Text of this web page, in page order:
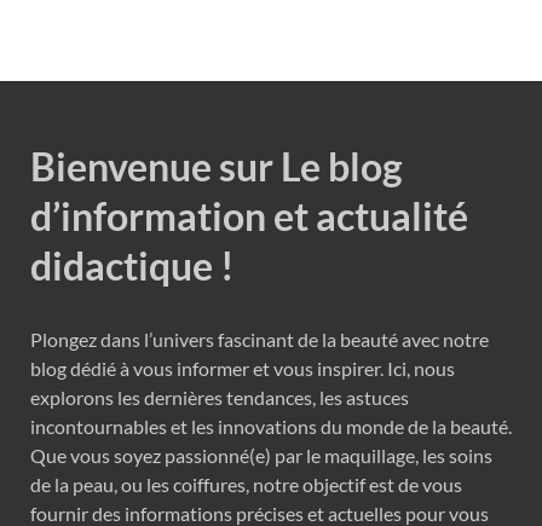
Bienvenue sur Le blog
d’information et actualité
didactique !
Plongez dans l’univers fascinant de la beauté avec notre
blog dédié à vous informer et vous inspirer. Ici, nous
explorons les dernières tendances, les astuces
incontournables et les innovations du monde de la beauté.
Que vous soyez passionné(e) par le maquillage, les soins
de la peau, ou les coiffures, notre objectif est de vous
fournir des informations précises et actuelles pour vous